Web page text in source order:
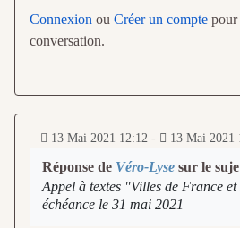
Connexion ou Créer un compte pour
conversation.
13 Mai 2021 12:12 - 13 Mai 2021
Réponse de Véro-Lyse sur le
Appel à textes "Villes de France
échéance le 31 mai 2021